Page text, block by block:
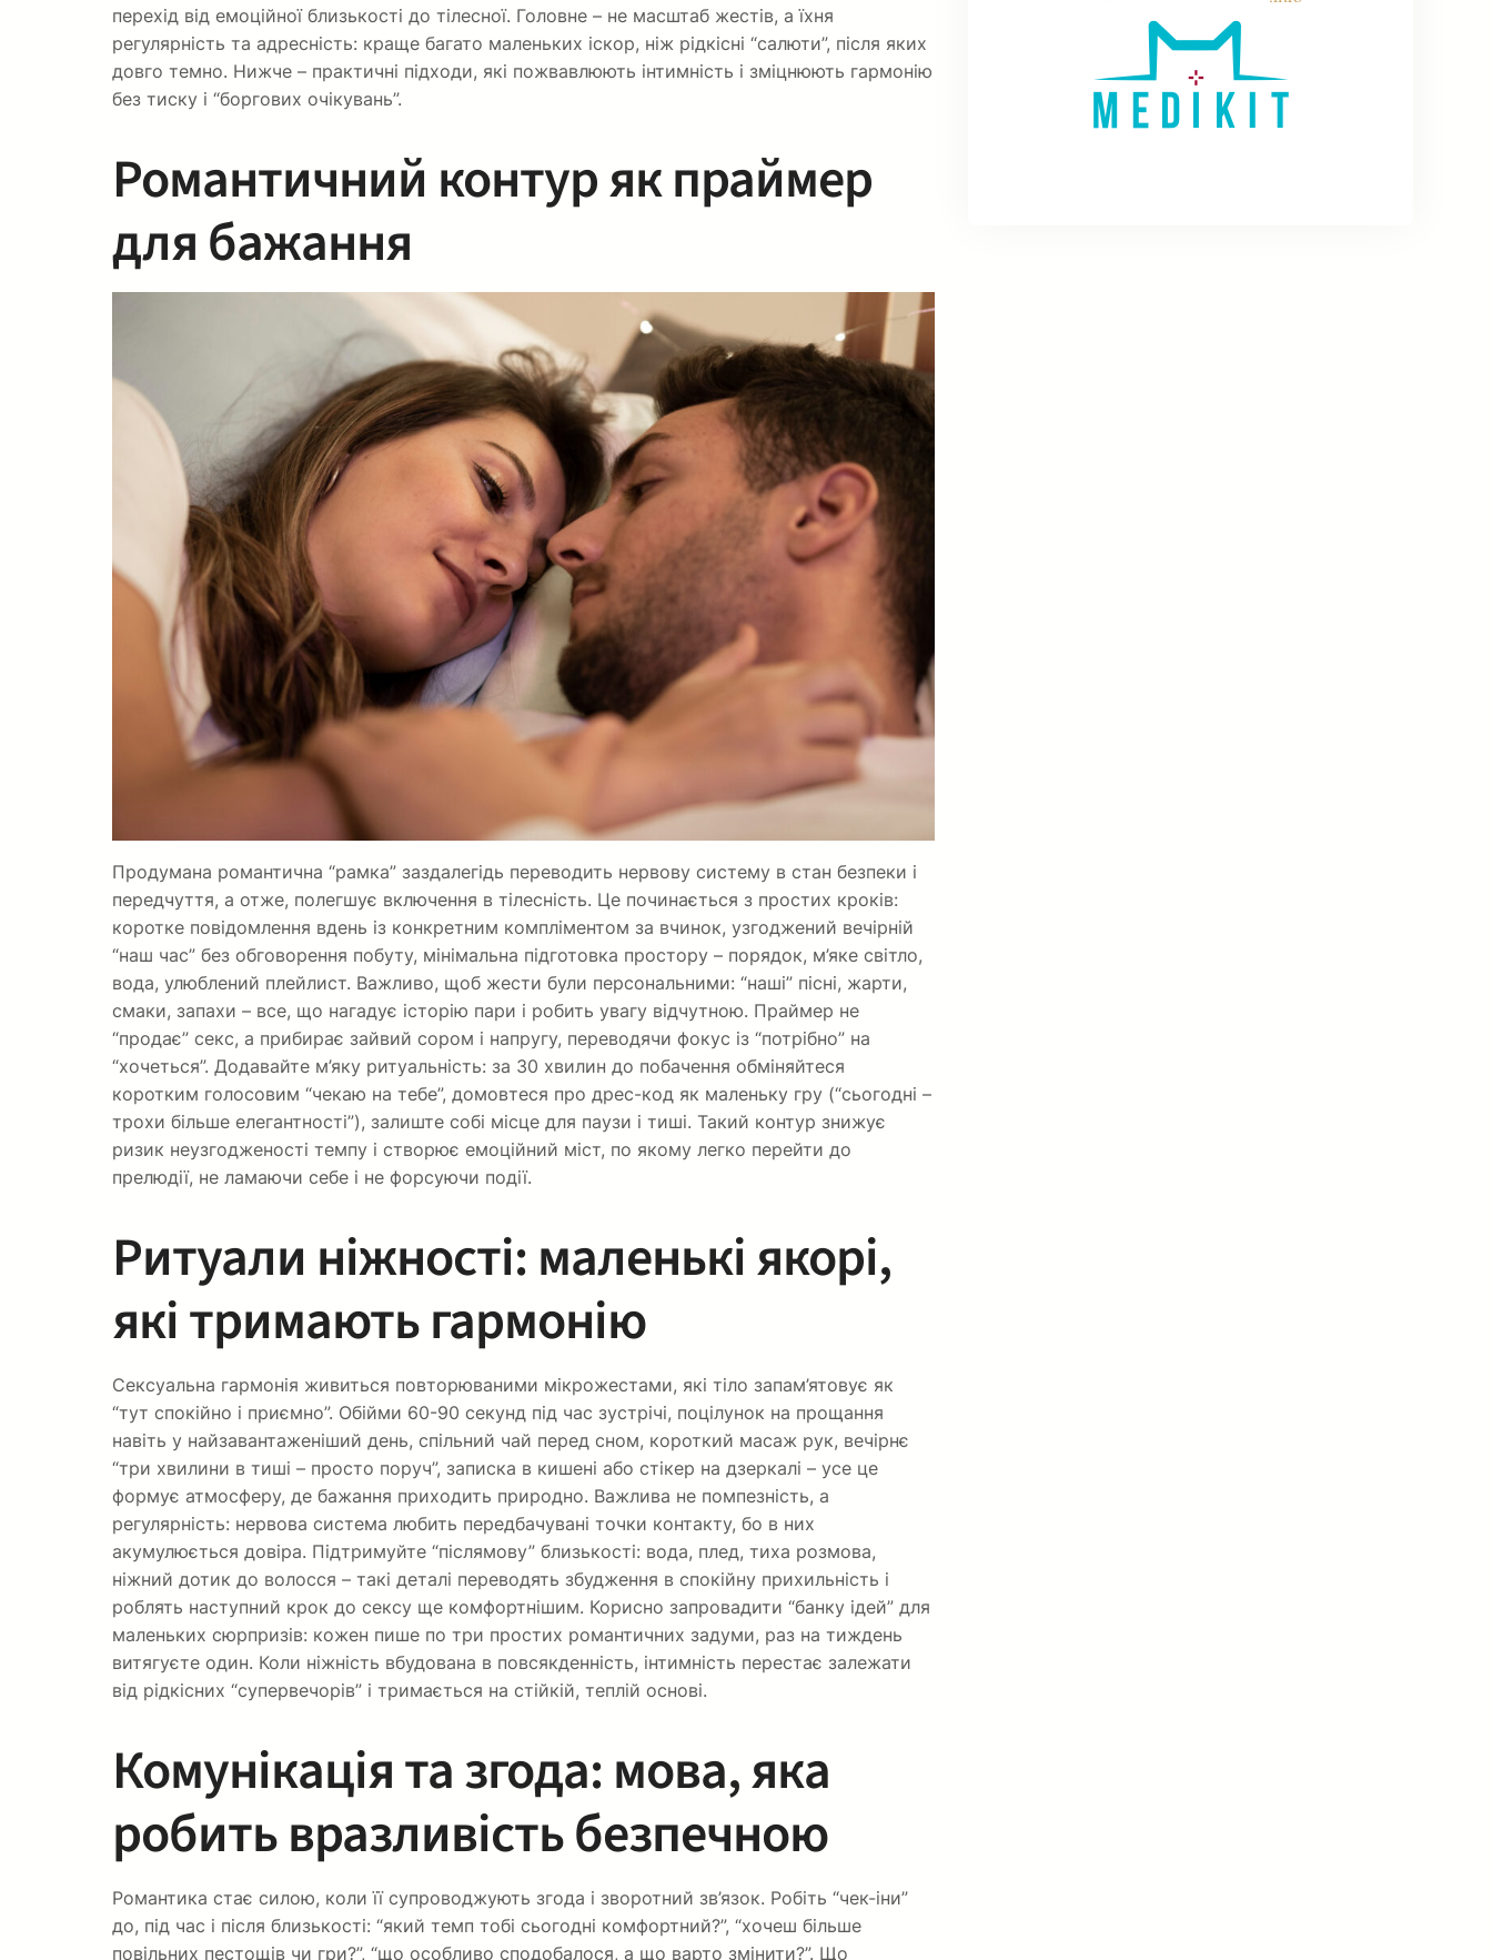
перехід від емоційної близькості до тілесної. Головне – не масштаб жестів, а їхня
регулярність та адресність: краще багато маленьких іскор, ніж рідкісні “салюти”, після яких
довго темно. Нижче – практичні підходи, які пожвавлюють інтимність і зміцнюють гармонію
без тиску і “боргових очікувань”.
Романтичний контур як праймер
для бажання
Продумана романтична “рамка” заздалегідь переводить нервову систему в стан безпеки і
передчуття, а отже, полегшує включення в тілесність. Це починається з простих кроків:
коротке повідомлення вдень із конкретним компліментом за вчинок, узгоджений вечірній
“наш час” без обговорення побуту, мінімальна підготовка простору – порядок, м’яке світло,
вода, улюблений плейлист. Важливо, щоб жести були персональними: “наші” пісні, жарти,
смаки, запахи – все, що нагадує історію пари і робить увагу відчутною. Праймер не
“продає” секс, а прибирає зайвий сором і напругу, переводячи фокус із “потрібно” на
“хочеться”. Додавайте м’яку ритуальність: за 30 хвилин до побачення обміняйтеся
коротким голосовим “чекаю на тебе”, домовтеся про дрес-код як маленьку гру (“сьогодні –
трохи більше елегантності”), залиште собі місце для паузи і тиші. Такий контур знижує
ризик неузгодженості темпу і створює емоційний міст, по якому легко перейти до
прелюдії, не ламаючи себе і не форсуючи події.
Ритуали ніжності: маленькі якорі,
які тримають гармонію
Сексуальна гармонія живиться повторюваними мікрожестами, які тіло запам’ятовує як
“тут спокійно і приємно”. Обійми 60-90 секунд під час зустрічі, поцілунок на прощання
навіть у найзавантаженіший день, спільний чай перед сном, короткий масаж рук, вечірнє
“три хвилини в тиші – просто поруч”, записка в кишені або стікер на дзеркалі – усе це
формує атмосферу, де бажання приходить природно. Важлива не помпезність, а
регулярність: нервова система любить передбачувані точки контакту, бо в них
акумулюється довіра. Підтримуйте “післямову” близькості: вода, плед, тиха розмова,
ніжний дотик до волосся – такі деталі переводять збудження в спокійну прихильність і
роблять наступний крок до сексу ще комфортнішим. Корисно запровадити “банку ідей” для
маленьких сюрпризів: кожен пише по три простих романтичних задуми, раз на тиждень
витягуєте один. Коли ніжність вбудована в повсякденність, інтимність перестає залежати
від рідкісних “супервечорів” і тримається на стійкій, теплій основі.
Комунікація та згода: мова, яка
робить вразливість безпечною
Романтика стає силою, коли її супроводжують згода і зворотний зв’язок. Робіть “чек-іни”
до, під час і після близькості: “який темп тобі сьогодні комфортний?”, “хочеш більше
повільних пестощів чи гри?”, “що особливо сподобалося, а що варто змінити?”. Що